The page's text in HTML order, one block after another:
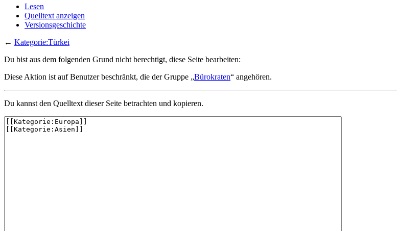
Lesen
Quelltext anzeigen
Versionsgeschichte
← Kategorie:Türkei
Du bist aus dem folgenden Grund nicht berechtigt, diese Seite bearbeiten:
Diese Aktion ist auf Benutzer beschränkt, die der Gruppe „Bürokraten“ angehören.
Du kannst den Quelltext dieser Seite betrachten und kopieren.